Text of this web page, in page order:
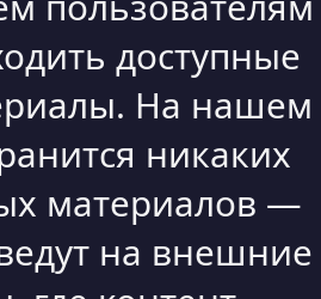
доступные
На нашем
никаких
материалов —
на внешние